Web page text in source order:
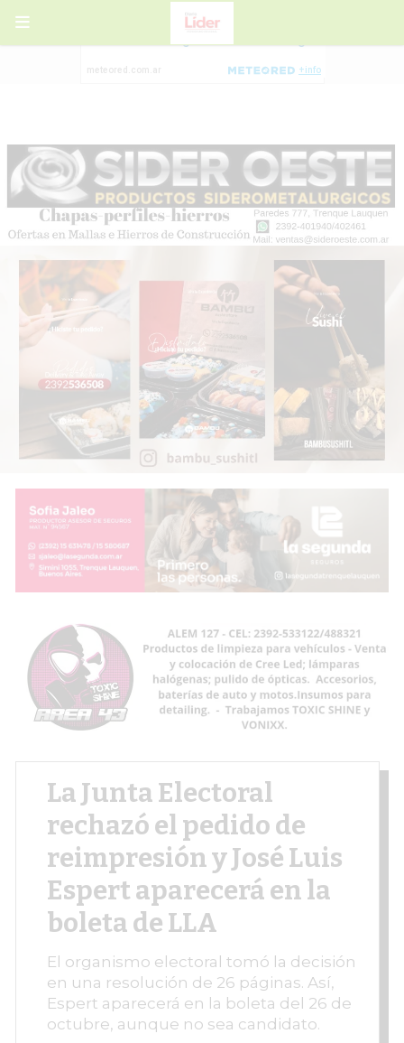
La Junta Electoral
rechazó el pedido de
reimpresión y José Luis
Espert aparecerá en la
boleta de LLA
El organismo electoral tomó la decisión
en una resolución de 26 páginas. Así,
Espert aparecerá en la boleta del 26 de
octubre, aunque no sea candidato.